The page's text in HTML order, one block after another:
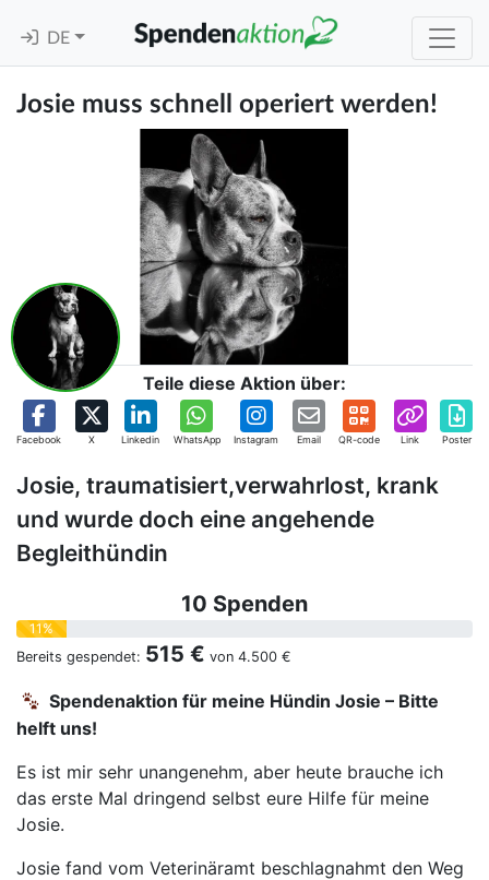
DE
Josie muss schnell operiert werden!
Teile diese Aktion über:
Facebook X Linkedin WhatsApp Instagram Email QR-code Link Poster
Josie, traumatisiert,verwahrlost, krank
und wurde doch eine angehende
Begleithündin
10 Spenden
11%
Bereits gespendet: 515 € von 4.500 €
Spendenaktion für meine Hündin Josie – Bitte
helft uns!
Es ist mir sehr unangenehm, aber heute brauche ich
das erste Mal dringend selbst eure Hilfe für meine
Josie.
Josie fand vom Veterinäramt beschlagnahmt den Weg